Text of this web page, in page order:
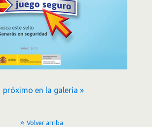
próximo en la galería »
Volver arriba